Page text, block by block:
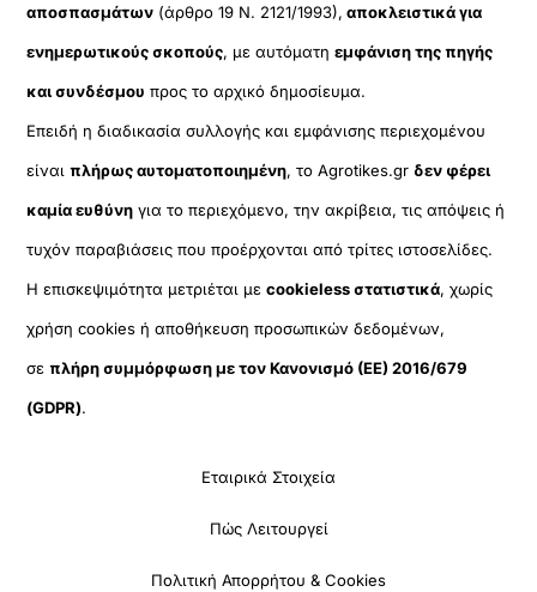
αποσπασμάτων (άρθρο 19 Ν. 2121/1993), αποκλειστικά για
ενημερωτικούς σκοπούς, με αυτόματηεμφάνιση της πηγής
και συνδέσμου προς το αρχικό δημοσίευμα.
Επειδή η διαδικασία συλλογής και εμφάνισης περιεχομένου
είναιπλήρως αυτοματοποιημένη, το Agrotikes.gr δεν φέρει
καμία ευθύνη για το περιεχόμενο, την ακρίβεια, τις απόψεις ή
τυχόν παραβιάσεις που προέρχονται από τρίτες ιστοσελίδες.
Η επισκεψιμότητα μετριέται μεcookieless στατιστικά, χωρίς
χρήση cookies ή αποθήκευση προσωπικών δεδομένων,
σεπλήρη συμμόρφωση με τον Κανονισμό (ΕΕ) 2016/679
(GDPR).
Εταιρικά Στοιχεία
Πώς Λειτουργεί
Πολιτική Απορρήτου & Cookies